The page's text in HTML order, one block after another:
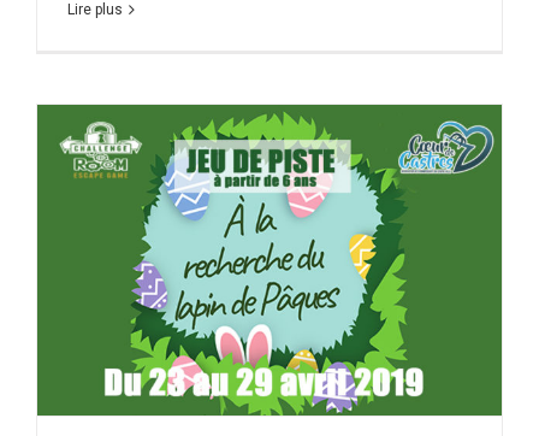
Lire plus